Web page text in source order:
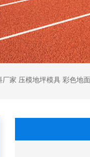
家 压模地坪模具 彩色地